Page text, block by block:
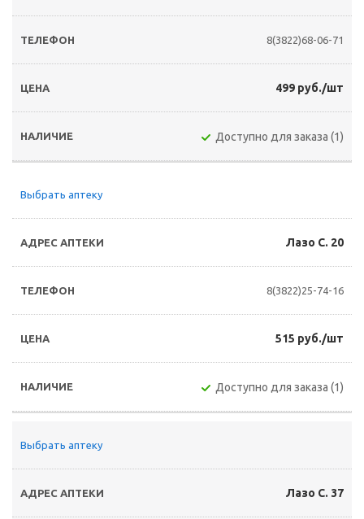
8(3822)68-06-71
499 руб./шт
Доступно для заказа (1)
Выбрать аптеку
Лазо С. 20
8(3822)25-74-16
515 руб./шт
Доступно для заказа (1)
Выбрать аптеку
Лазо С. 37